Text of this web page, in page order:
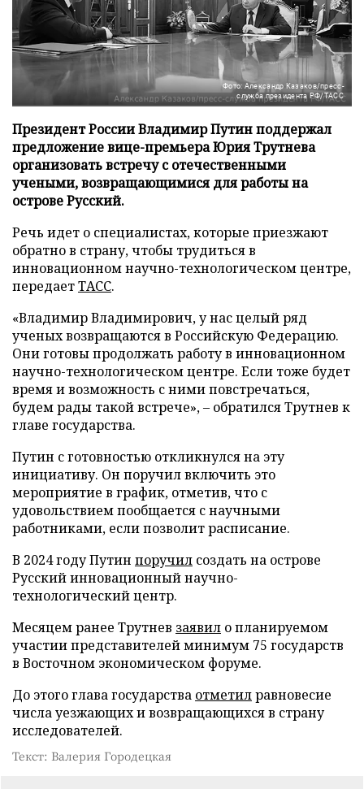
Фото: Александр Казаков/пресс-
служба президента РФ/ТАСС
Президент России Владимир Путин поддержал
предложение вице-премьера Юрия Трутнева
организовать встречу с отечественными
учеными, возвращающимися для работы на
острове Русский.
Речь идет о специалистах, которые приезжают
обратно в страну, чтобы трудиться в
инновационном научно-технологическом центре,
передаетТАСС.
«Владимир Владимирович, у нас целый ряд
ученых возвращаются в Российскую Федерацию.
Они готовы продолжать работу в инновационном
научно-технологическом центре. Если тоже будет
время и возможность с ними повстречаться,
будем рады такой встрече», – обратился Трутнев к
главе государства.
Путин с готовностью откликнулся на эту
инициативу. Он поручил включить это
мероприятие в график, отметив, что с
удовольствием пообщается с научными
работниками, если позволит расписание.
В 2024 году Путин поручил создать на острове
Русский инновационный научно-
технологический центр.
Месяцем ранее Трутнев заявил о планируемом
участии представителей минимум 75 государств
в Восточном экономическом форуме.
До этого глава государства отметилравновесие
числа уезжающих и возвращающихся в страну
исследователей.
Текст: Валерия Городецкая